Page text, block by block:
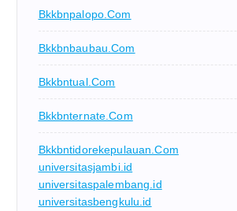
Bkkbnpalopo.com
Bkkbnbaubau.com
Bkkbntual.com
Bkkbnternate.com
Bkkbntidorekepulauan.com
universitasjambi.id
universitaspalembang.id
universitasbengkulu.id